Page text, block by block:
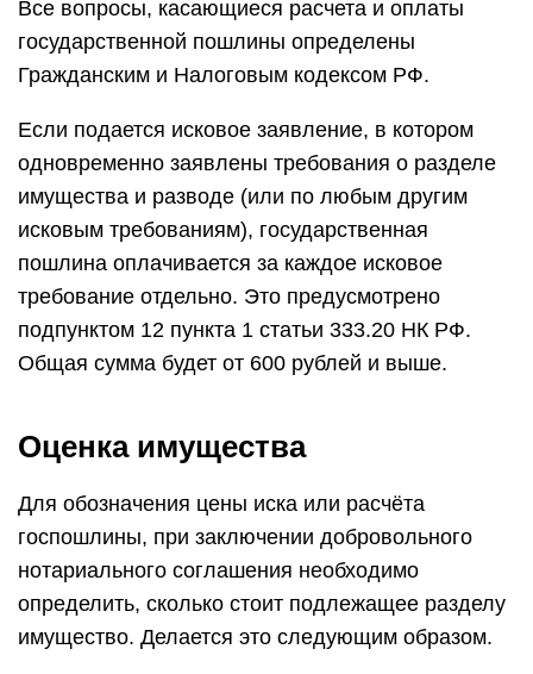
Все вопросы, касающиеся расчета и оплаты
государственной пошлины определены
Гражданским и Налоговым кодексом РФ.
Если подается исковое заявление, в котором
одновременно заявлены требования о разделе
имущества и разводе (или по любым другим
исковым требованиям), государственная
пошлина оплачивается за каждое исковое
требование отдельно. Это предусмотрено
подпунктом 12 пункта 1 статьи 333.20 НК РФ.
Общая сумма будет от 600 рублей и выше.
Оценка имущества
Для обозначения цены иска или расчёта
госпошлины, при заключении добровольного
нотариального соглашения необходимо
определить, сколько стоит подлежащее разделу
имущество. Делается это следующим образом.